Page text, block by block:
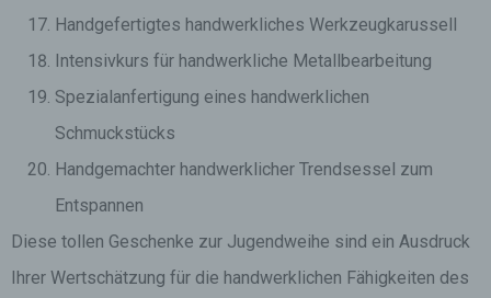
Handgefertigtes handwerkliches Werkzeugkarussell
Intensivkurs für handwerkliche Metallbearbeitung
Spezialanfertigung eines handwerklichen
Schmuckstücks
Handgemachter handwerklicher Trendsessel zum
Entspannen
Diese tollen Geschenke zur Jugendweihe sind ein Ausdruck
Ihrer Wertschätzung für die handwerklichen Fähigkeiten des